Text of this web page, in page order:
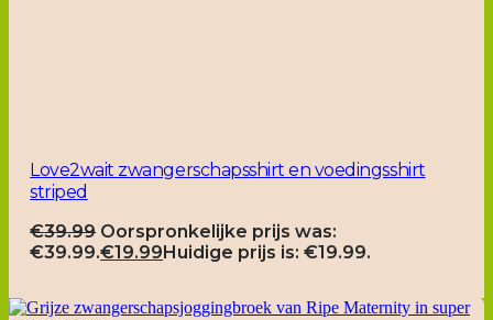
Love2wait zwangerschapsshirt en voedingsshirt
striped
€39.99 Oorspronkelijke prijs was:
€39.99.€19.99Huidige prijs is: €19.99.